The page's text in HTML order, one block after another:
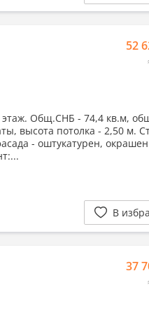
52
Общ.СНБ - 74,4 кв.м,
высота потолка - 2,50 м.
- оштукатурен,
В
37